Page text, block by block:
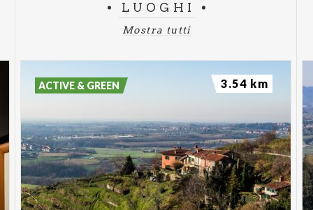
LUOGHI
Mostra tutti
ACTIVE & GREEN 3.54 km